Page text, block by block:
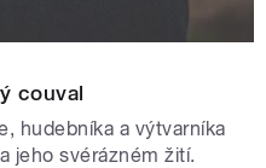
couval
hudebníka a výtvarníka
jeho svérázném žití.